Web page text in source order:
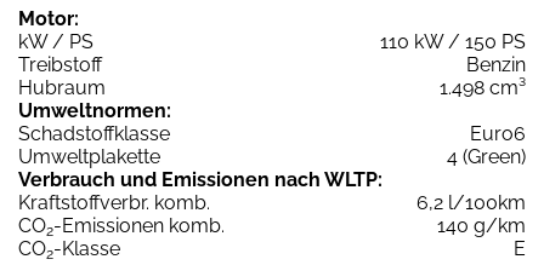
Motor:
kW / PS
110 kW / 150 PS
Treibstoff
Benzin
Hubraum
1.498 cm³
Umweltnormen:
Schadstoffklasse
Euro6
Umweltplakette
4 (Green)
Verbrauch und Emissionen nach WLTP:
Kraftstoffverbr. komb.
6,2 l/100km
CO2-Emissionen komb.
140 g/km
CO2-Klasse
E